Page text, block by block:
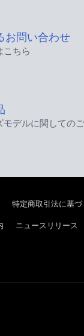
お問い合わせ
こちら
モデルに関しての
特定商取引法に基
ニュースリリース